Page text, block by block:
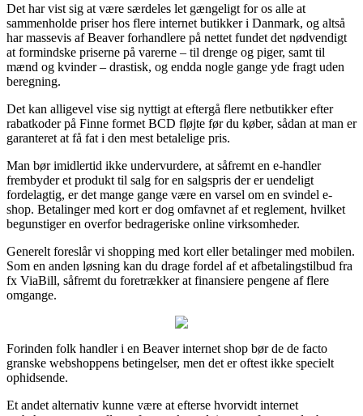
Det har vist sig at være særdeles let gængeligt for os alle at
sammenholde priser hos flere internet butikker i Danmark, og altså
har massevis af Beaver forhandlere på nettet fundet det nødvendigt
at formindske priserne på varerne – til drenge og piger, samt til
mænd og kvinder – drastisk, og endda nogle gange yde fragt uden
beregning.
Det kan alligevel vise sig nyttigt at eftergå flere netbutikker efter
rabatkoder på Finne formet BCD fløjte før du køber, sådan at man er
garanteret at få fat i den mest betalelige pris.
Man bør imidlertid ikke undervurdere, at såfremt en e-handler
frembyder et produkt til salg for en salgspris der er uendeligt
fordelagtig, er det mange gange være en varsel om en svindel e-
shop. Betalinger med kort er dog omfavnet af et reglement, hvilket
begunstiger en overfor bedrageriske online virksomheder.
Generelt foreslår vi shopping med kort eller betalinger med mobilen.
Som en anden løsning kan du drage fordel af et afbetalingstilbud fra
fx ViaBill, såfremt du foretrækker at finansiere pengene af flere
omgange.
Forinden folk handler i en Beaver internet shop bør de de facto
granske webshoppens betingelser, men det er oftest ikke specielt
ophidsende.
Et andet alternativ kunne være at efterse hvorvidt internet